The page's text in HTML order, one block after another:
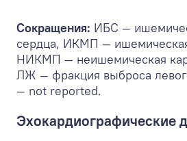
Сокращения: ИБС —
сердца, ИКМП —
НИКМП — неишемическая
ЛЖ — фракция выброса
— not reported.
Эхокардиографические